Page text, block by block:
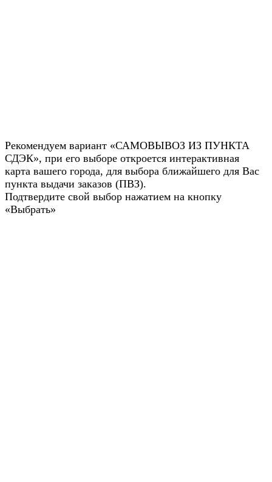
Рекомендуем вариант «САМОВЫВОЗ ИЗ ПУНКТА
СДЭК», при его выборе откроется интерактивная
карта вашего города, для выбора ближайшего для Вас
пункта выдачи заказов (ПВЗ).
Подтвердите свой выбор нажатием на кнопку
«Выбрать»